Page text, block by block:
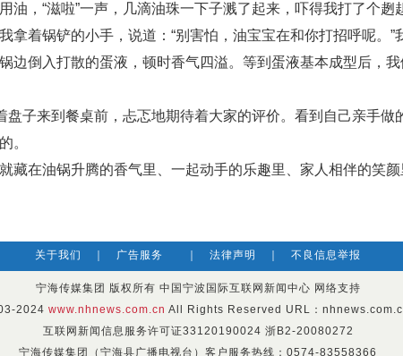
油，“滋啦”一声，几滴油珠一下子溅了起来，吓得我打了个趔
着锅铲的小手，说道：“别害怕，油宝宝在和你打招呼呢。”
边倒入打散的蛋液，顿时香气四溢。等到蛋液基本成型后，
子来到餐桌前，忐忑地期待着大家的评价。看到自己亲手做
。
油锅升腾的香气里、一起动手的乐趣里、家人相伴的笑颜
关于我们 广告服务 法律声明 不良信息举报
宁海传媒集团 版权所有 中国宁波国际互联网新闻中心 网络支持
2024 www.nhnews.com.cn All Rights Reserved URL：
互联网新闻信息服务许可证33120190024 浙B2-20080272
宁海传媒集团（宁海县广播电视台）客户服务热线：0574-83558366